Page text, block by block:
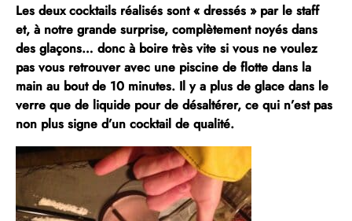
Les deux cocktails réalisés sont « dressés » par le staff
et, à notre grande surprise, complètement noyés dans
des glaçons… donc à boire très vite si vous ne voulez
pas vous retrouver avec une piscine de flotte dans la
main au bout de 10 minutes. Il y a plus de glace dans le
verre que de liquide pour de désaltérer, ce qui n’est pas
non plus signe d’un cocktail de qualité.